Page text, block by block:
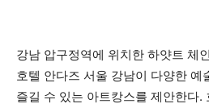
강남 압구정역에 위치한 하얏트 체
호텔 안다즈 서울 강남이 다양한 예
즐길 수 있는 아트캉스를 제안한다.